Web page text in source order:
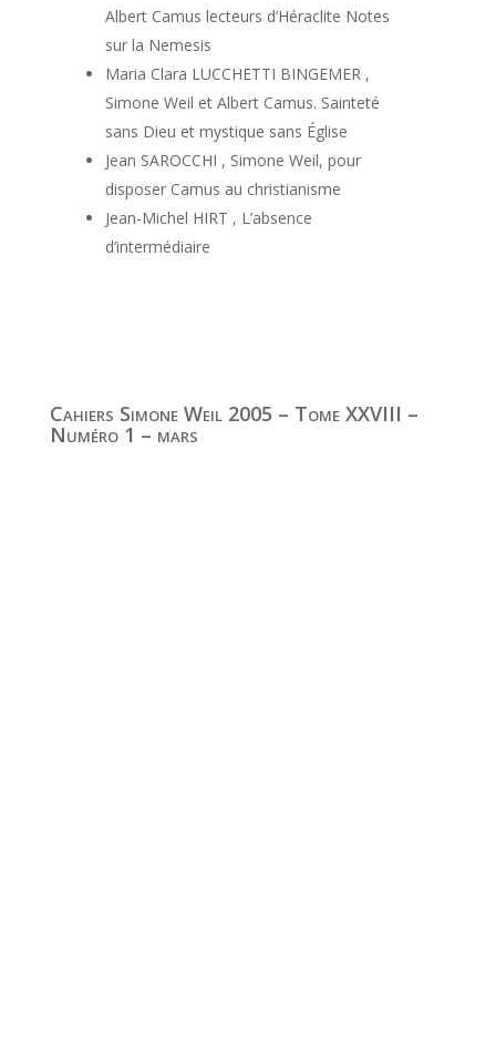
Albert Camus lecteurs d’Héraclite Notes
sur la Nemesis
Maria Clara LUCCHETTI BINGEMER ,
Simone Weil et Albert Camus. Sainteté
sans Dieu et mystique sans Église
Jean SAROCCHI , Simone Weil, pour
disposer Camus au christianisme
Jean-Michel HIRT , L’absence
d’intermédiaire
Cahiers Simone Weil 2005 – Tome XXVIII –
Numéro 1 – mars